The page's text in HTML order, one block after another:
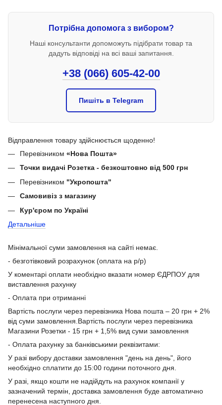
Потрібна допомога з вибором?
Наші консультанти допоможуть підібрати товар та
дадуть відповіді на всі ваші запитання.
+38 (066) 605-42-00
Пишіть в Telegram
Відправлення товару здійснюється щоденно!
Перевізником «Нова Пошта»
Точки видачі Розетка - безкоштовно від 500 грн
Перевізником "Укропошта"
Самовивіз з магазину
Кур'єром по Україні
Детальніше
Мінімальної суми замовлення на сайті немає.
- безготівковий розрахунок (оплата на р/р)
У коментарі оплати необхідно вказати номер ЄДРПОУ для
виставлення рахунку
- Оплата при отриманні
Вартість послуги через перевізника Нова пошта – 20 грн + 2%
від суми замовлення.Вартість послуги через перевізника
Магазини Розетки - 15 грн + 1,5% вид суми замовлення
- Оплата рахунку за банківськими реквізитами:
У разі вибору доставки замовлення "день на день", його
необхідно сплатити до 15:00 години поточного дня.
У разі, якщо кошти не надійдуть на рахунок компанії у
зазначений термін, доставка замовлення буде автоматично
перенесена наступного дня.